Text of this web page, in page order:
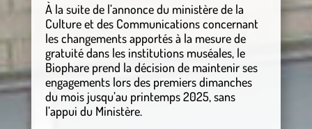
À la suite de l’annonce du ministère de la
Culture et des Communications concernant
les changements apportés à la mesure de
gratuité dans les institutions muséales, le
Biophare prend la décision de maintenir ses
engagements lors des premiers dimanches
du mois jusqu’au printemps 2025, sans
l’appui du Ministère.